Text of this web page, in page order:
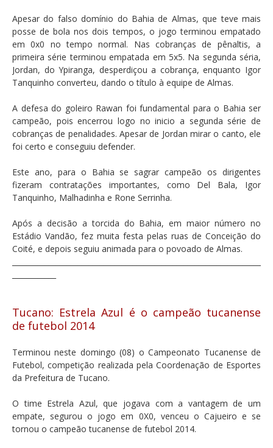
Apesar do falso domínio do Bahia de Almas, que teve mais
posse de bola nos dois tempos, o jogo terminou empatado
em 0x0 no tempo normal. Nas cobranças de pênaltis, a
primeira série terminou empatada em 5x5. Na segunda séria,
Jordan, do Ypiranga, desperdiçou a cobrança, enquanto Igor
Tanquinho converteu, dando o título à equipe de Almas.
A defesa do goleiro Rawan foi fundamental para o Bahia ser
campeão, pois encerrou logo no inicio a segunda série de
cobranças de penalidades. Apesar de Jordan mirar o canto, ele
foi certo e conseguiu defender.
Este ano, para o Bahia se sagrar campeão os dirigentes
fizeram contratações importantes, como Del Bala, Igor
Tanquinho, Malhadinha e Rone Serrinha.
Após a decisão a torcida do Bahia, em maior número no
Estádio Vandão, fez muita festa pelas ruas de Conceição do
Coité, e depois seguiu animada para o povoado de Almas.
Tucano: Estrela Azul é o campeão tucanense
de futebol 2014
Terminou neste domingo (08) o Campeonato Tucanense de
Futebol, competição realizada pela Coordenação de Esportes
da Prefeitura de Tucano.
O time Estrela Azul, que jogava com a vantagem de um
empate, segurou o jogo em 0X0, venceu o Cajueiro e se
tornou o campeão tucanense de futebol 2014.